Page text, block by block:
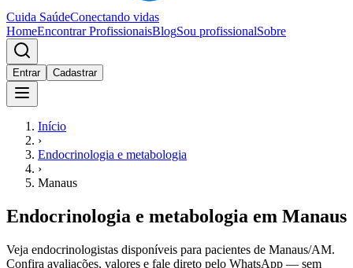
Cuida SaúdeConectando vidas
HomeEncontrar ProfissionaisBlogSou profissionalSobre
Entrar Cadastrar
Início
›
Endocrinologia e metabologia
›
Manaus
Endocrinologia e metabologia em Manaus
Veja endocrinologistas disponíveis para pacientes de Manaus/AM.
Confira avaliações, valores e fale direto pelo WhatsApp — sem